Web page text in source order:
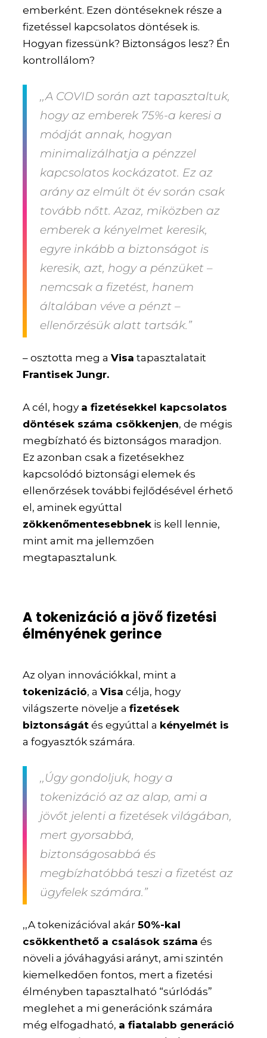
emberként. Ezen döntéseknek része a
fizetéssel kapcsolatos döntések is.
Hogyan fizessünk? Biztonságos lesz? Én
kontrollálom?
,,A COVID során azt tapasztaltuk,
hogy az emberek 75%-a keresi a
módját annak, hogyan
minimalizálhatja a pénzzel
kapcsolatos kockázatot. Ez az
arány az elmúlt öt év során csak
tovább nőtt. Azaz, miközben az
emberek a kényelmet keresik,
egyre inkább a biztonságot is
keresik, azt, hogy a pénzüket –
nemcsak a fizetést, hanem
általában véve a pénzt –
ellenőrzésük alatt tartsák.”
– osztotta meg aVisa tapasztalatait
Frantisek Jungr.
A cél, hogy a fizetésekkel kapcsolatos
döntések száma csökkenjen, de mégis
megbízható és biztonságos maradjon.
Ez azonban csak a fizetésekhez
kapcsolódó biztonsági elemek és
ellenőrzések további fejlődésével érhető
el, aminek egyúttal
zökkenőmentesebbnek is kell lennie,
mint amit ma jellemzően
megtapasztalunk.
A tokenizáció a jövő fizetési
élményének gerince
Az olyan innovációkkal, mint a
tokenizáció, aVisa célja, hogy
világszerte növelje afizetések
biztonságát és egyúttal a kényelmét is
a fogyasztók számára.
,,Úgy gondoljuk, hogy a
tokenizáció az az alap, ami a
jövőt jelenti a fizetések világában,
mert gyorsabbá,
biztonságosabbá és
megbízhatóbbá teszi a fizetést az
ügyfelek számára.”
,,A tokenizációval akár50%-kal
csökkenthető a csalások száma és
növeli a jóváhagyási arányt, ami szintén
kiemelkedően fontos, mert a fizetési
élményben tapasztalható “súrlódás”
meglehet a mi generációnk számára
még elfogadható, a fiatalabb generáció